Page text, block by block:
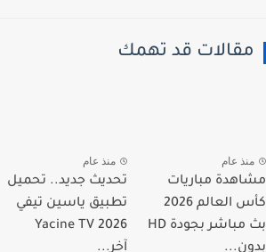
قد تهمك
عام
مباريات
كأس العالم 2026
بث مباشر بجودة HD
منذ عام
تحديث جديد.. تحميل
تطبيق ياسين تيفي
Yacine TV 2026
آخر...